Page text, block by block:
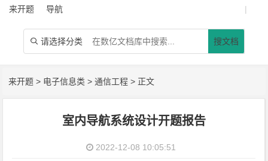
来开题 导航 |
 请选择分类 搜文档
来开题 > 电子信息类 >通信工程 > 正文
室内导航系统设计开题报告
2022-12-08 10:05:51